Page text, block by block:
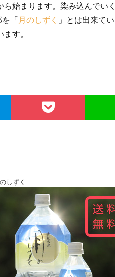
ら始まります。染み込んでい
を「 月のしずく 」とは出来てい
す。
しずく